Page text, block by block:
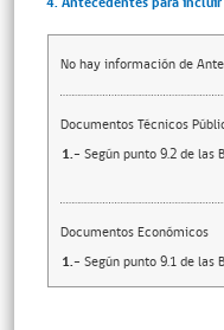
No hay información de
Documentos Técnicos
1.- Según punto 9.2 de las
Documentos Económicos
1.- Según punto 9.1 de las